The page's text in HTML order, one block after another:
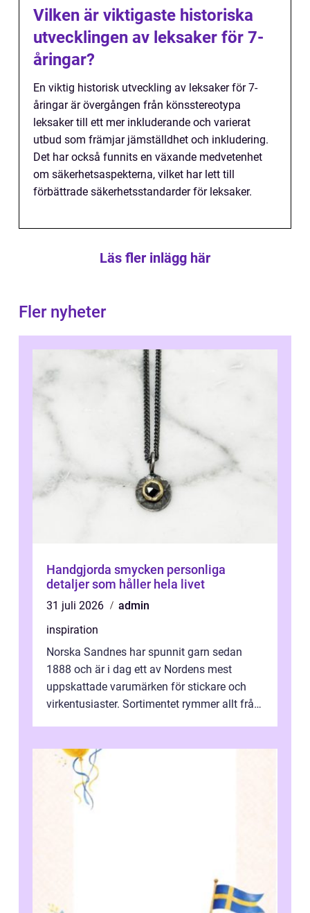
Vilken är viktigaste historiska
utvecklingen av leksaker för 7-
åringar?
En viktig historisk utveckling av leksaker för 7-
åringar är övergången från könsstereotypa
leksaker till ett mer inkluderande och varierat
utbud som främjar jämställdhet och inkludering.
Det har också funnits en växande medvetenhet
om säkerhetsaspekterna, vilket har lett till
förbättrade säkerhetsstandarder för leksaker.
Läs fler inlägg här
Fler nyheter
Handgjorda smycken personliga
detaljer som håller hela livet
31 juli 2026
admin
inspiration
Norska Sandnes har spunnit garn sedan
1888 och är i dag ett av Nordens mest
uppskattade varumärken för stickare och
virkentusiaster. Sortimentet rymmer allt från